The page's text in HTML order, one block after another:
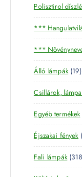
Polisztirol
***
***
Álló lámpák 191
9
t
e
r
é
k
Csillárok,
Egyéb termékek
Éjszakai fények
Fali lámpák 318